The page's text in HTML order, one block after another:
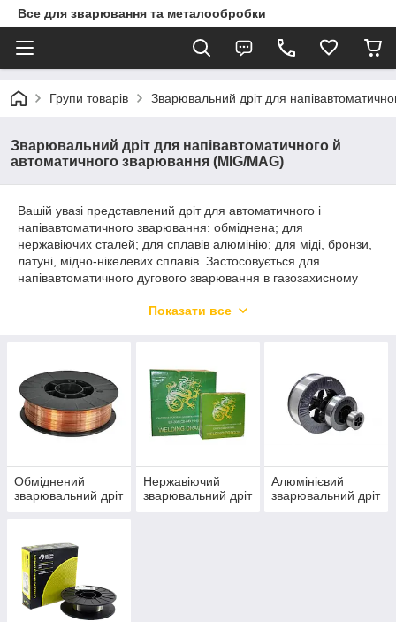
Все для зварювання та металообробки
Групи товарів Зварювальний дріт для
Зварювальний дріт для напівавтоматичного й
автоматичного зварювання (MIG/MAG)
Вашій увазі представлений дріт для автоматичного і
напівавтоматичного зварювання: обміднена; для
нержавіючих сталей; для сплавів алюмінію; для міді, бронзи,
латуні, мідно-нікелевих сплавів. Застосовується для
напівавтоматичного дугового зварювання в газозахисному
зварювання TIG. Являє собою шнур заданого діаметра. Як
Швидка доставка в будь-який регіон України. Опт і роздріб.
Допомога у виборі дроту для зварювання напівавтоматом за
телефоном і в месенджерах. Звертайтеся!
Показати все
Обміднений
зварювальний дріт
Нержавіючий
зварювальний дріт
Алюмінієвий
зварювальний дріт